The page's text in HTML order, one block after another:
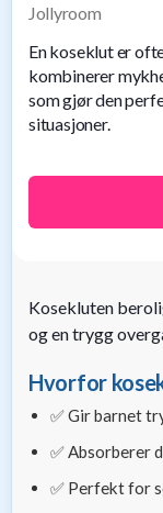
Jollyroom
En koseklut er
kombinerer
som gjør den
situasjoner.
Kosekluten
og en trygg
Hvorfor
✅ Gir barnet
✅ Absorberer
✅ Perfekt for
til
baby
9
Gavetips
til
barn
Gavetips
gravide
til
nybakte
foreldre
6